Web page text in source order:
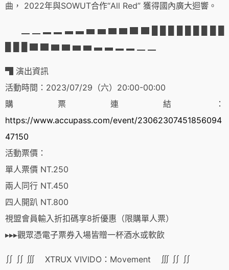
曲， 2022年與SOWUT合作“All Red” 獲得國內廣大迴響。
▁ ▁ ▂ ▂ ▃ ▃ ▅ ▅ ▆ ▆ ▇ ▇ █ █ █ █ █ █ █ █ █
█ █ █ ▇ ▇ ▆ ▆ ▅ ▅ ▃ ▃ ▂ ▂ ▁ ▁
▜ 演出資訊
活動時間：2023/07/29（六）20:00-00:00
購票連結：
https://www.accupass.com/event/23062307451856094
47150
活動票價：
單人票價 NT.250
兩人同行 NT.450
四人開趴 NT.800
視盟會員輸入折扣碼享8折優惠（限購單人票）
▸▸▸觀眾憑電子票券入場皆贈一杯酒水或軟飲
∬ ∬ ∭ XTRUX VIVIDO：Movement ∭ ∬ ∬